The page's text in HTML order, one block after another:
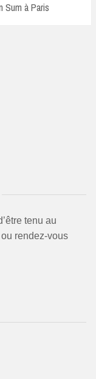
Sum à Paris
tenu au
rendez-vous